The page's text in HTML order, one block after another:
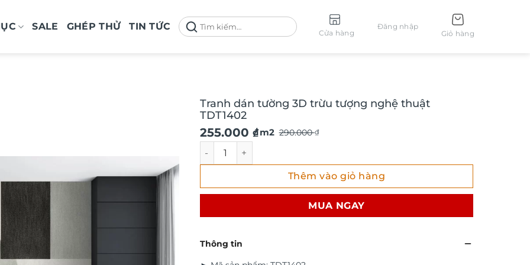
SALE GHÉP THỬ TIN TỨC
Tìm
kiếm:
Cửa hàng
Đăng nhập
Giỏ hàng
Tranh dán tường 3D trừu tượng nghệ thuật
TDT1402
290.000₫
Giá
gốc
là:
290.000 ₫.
255.000 ₫
Giá
hiện
tại
là:
/ m2
Tranh dán tường 3D trừu tượng nghệ thuật TDT1402 số lượng
Thêm vào giỏ hàng
MUA NGAY
Thông tin